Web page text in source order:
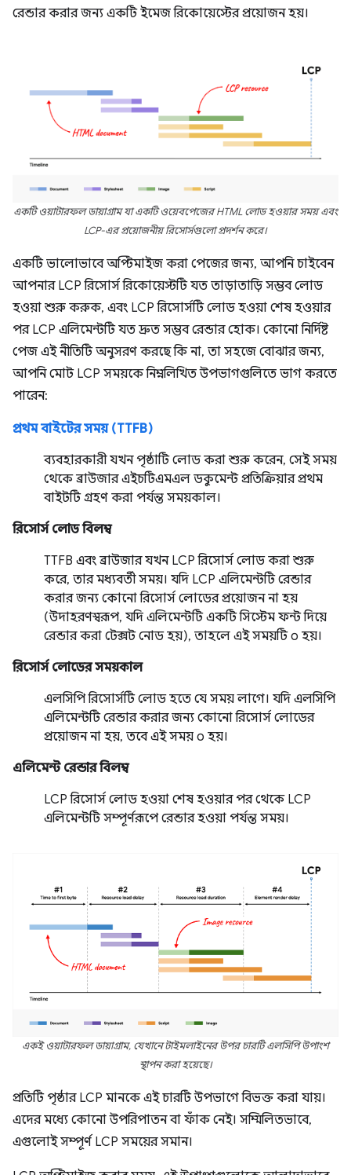
রেন্ডার করার জন্য একটি ইমেজ রিকোয়েস্টের প্রয়োজন হয়।
একটি ওয়াটারফল ডায়াগ্রাম যা একটি ওয়েবপেজের HTML লোড হওয়ার সময় এবং
LCP-এর প্রয়োজনীয় রিসোর্সগুলো প্রদর্শন করে।
একটি ভালোভাবে অপ্টিমাইজ করা পেজের জন্য, আপনি চাইবেন
আপনার LCP রিসোর্স রিকোয়েস্টটি যত তাড়াতাড়ি সম্ভব লোড
হওয়া শুরু করুক, এবং LCP রিসোর্সটি লোড হওয়া শেষ হওয়ার
পর LCP এলিমেন্টটি যত দ্রুত সম্ভব রেন্ডার হোক। কোনো নির্দিষ্ট
পেজ এই নীতিটি অনুসরণ করছে কি না, তা সহজে বোঝার জন্য,
আপনি মোট LCP সময়কে নিম্নলিখিত উপভাগগুলিতে ভাগ করতে
পারেন:
প্রথম বাইটের সময় (TTFB)
ব্যবহারকারী যখন পৃষ্ঠাটি লোড করা শুরু করেন, সেই সময়
থেকে ব্রাউজার এইচটিএমএল ডকুমেন্ট প্রতিক্রিয়ার প্রথম
বাইটটি গ্রহণ করা পর্যন্ত সময়কাল।
রিসোর্স লোড বিলম্ব
TTFB এবং ব্রাউজার যখন LCP রিসোর্স লোড করা শুরু
করে, তার মধ্যবর্তী সময়। যদি LCP এলিমেন্টটি রেন্ডার
করার জন্য কোনো রিসোর্স লোডের প্রয়োজন না হয়
(উদাহরণস্বরূপ, যদি এলিমেন্টটি একটি সিস্টেম ফন্ট দিয়ে
রেন্ডার করা টেক্সট নোড হয়), তাহলে এই সময়টি ০ হয়।
রিসোর্স লোডের সময়কাল
এলসিপি রিসোর্সটি লোড হতে যে সময় লাগে। যদি এলসিপি
এলিমেন্টটি রেন্ডার করার জন্য কোনো রিসোর্স লোডের
প্রয়োজন না হয়, তবে এই সময় ০ হয়।
এলিমেন্ট রেন্ডার বিলম্ব
LCP রিসোর্স লোড হওয়া শেষ হওয়ার পর থেকে LCP
এলিমেন্টটি সম্পূর্ণরূপে রেন্ডার হওয়া পর্যন্ত সময়।
একই ওয়াটারফল ডায়াগ্রাম, যেখানে টাইমলাইনের উপর চারটি এলসিপি উপাংশ
স্থাপন করা হয়েছে।
প্রতিটি পৃষ্ঠার LCP মানকে এই চারটি উপভাগে বিভক্ত করা যায়।
এদের মধ্যে কোনো উপরিপাতন বা ফাঁক নেই। সম্মিলিতভাবে,
এগুলোই সম্পূর্ণ LCP সময়ের সমান।